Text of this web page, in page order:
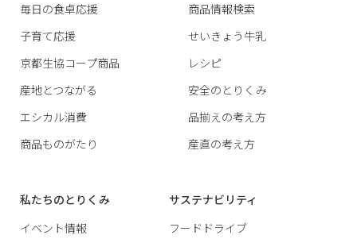
毎日の食卓応援
子育て応援
京都生協コープ商品
産地とつながる
エシカル消費
商品ものがたり
商品情報検索
せいきょう牛乳
レシピ
安全のとりくみ
品揃えの考え方
産直の考え方
私たちのとりくみ
イベント情報
サステナビリティ
フードドライブ